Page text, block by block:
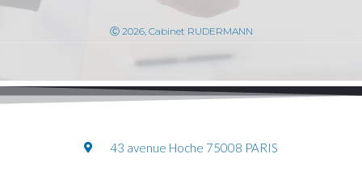
Ⓒ 2026, Cabinet RUDERMANN
43 avenue Hoche 75008 PARIS